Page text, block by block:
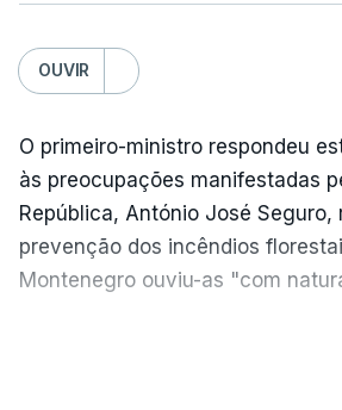
OUVIR
O primeiro-ministro respondeu
às preocupações manifestadas
República, António José Seguro,
prevenção dos incêndios
Montenegro ouviu-as "com